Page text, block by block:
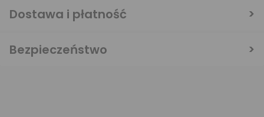
Dostawa i płatność
Bezpieczeństwo